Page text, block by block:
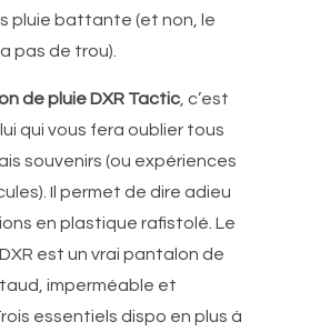
pluie battante (et non, le
pas de trou).
de pluie DXR Tactic, c’est
qui vous fera oublier tous
souvenirs (ou expériences
Il permet de dire adieu
en plastique rafistolé. Le
est un vrai pantalon de
imperméable et
essentiels dispo en plus à